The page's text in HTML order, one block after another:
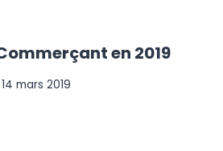
en 2019
14 mars 2019